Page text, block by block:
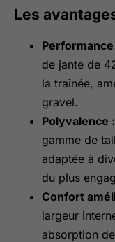
Les
de jante de
la traînée,
gravel.
Polyvalence :
gamme de
adaptée à
du plus
Confort
largeur
absorption